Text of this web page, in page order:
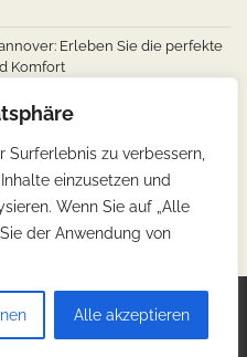
Surferlebnis zu verbessern,
einzusetzen und
Wenn Sie auf „Alle
der Anwendung von
Alle akzeptieren
Erleben Sie die perfekte
Komfort
Städten weltweit nach
über Flugverbindungen
Unverzichtbare traditionelle
Impressum
|